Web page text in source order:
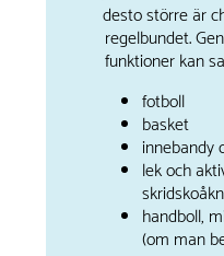
desto större är
regelbundet.
funktioner kan
fotboll
basket
innebandy
lek och
handboll,
(om man